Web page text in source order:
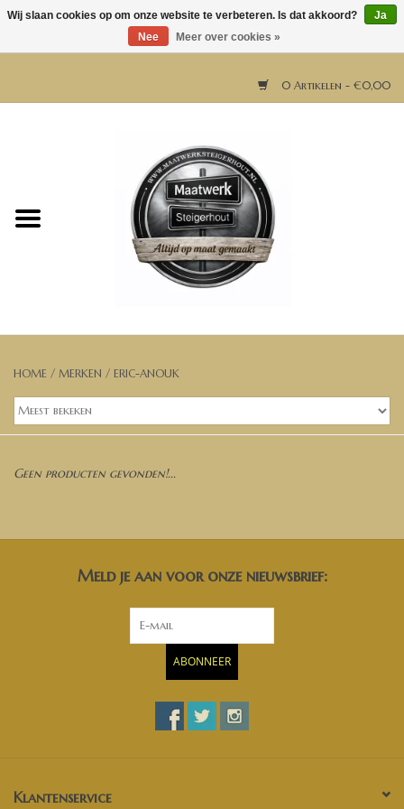
0 Artikelen - €0,00
Horeca meubels
Bartafels
Banken, stoelen &
(Bar)krukken
Plantenbakken
Hockers & Terrastafels
Blog
HOME / MERKEN / ERIC-ANOUK
Geen producten gevonden!...
Meld je aan voor onze nieuwsbrief:
ABONNEER
Klantenservice
Wij slaan cookies op om onze website te verbeteren. Is dat akkoord?
Ja
Nee
Meer over cookies »